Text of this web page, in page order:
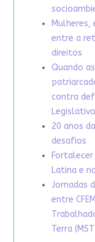
Mulheres,
entre a
direitos
Quando
contra
Legislativo
20 anos
desafios
Latina e
Jornadas
entre
Terra